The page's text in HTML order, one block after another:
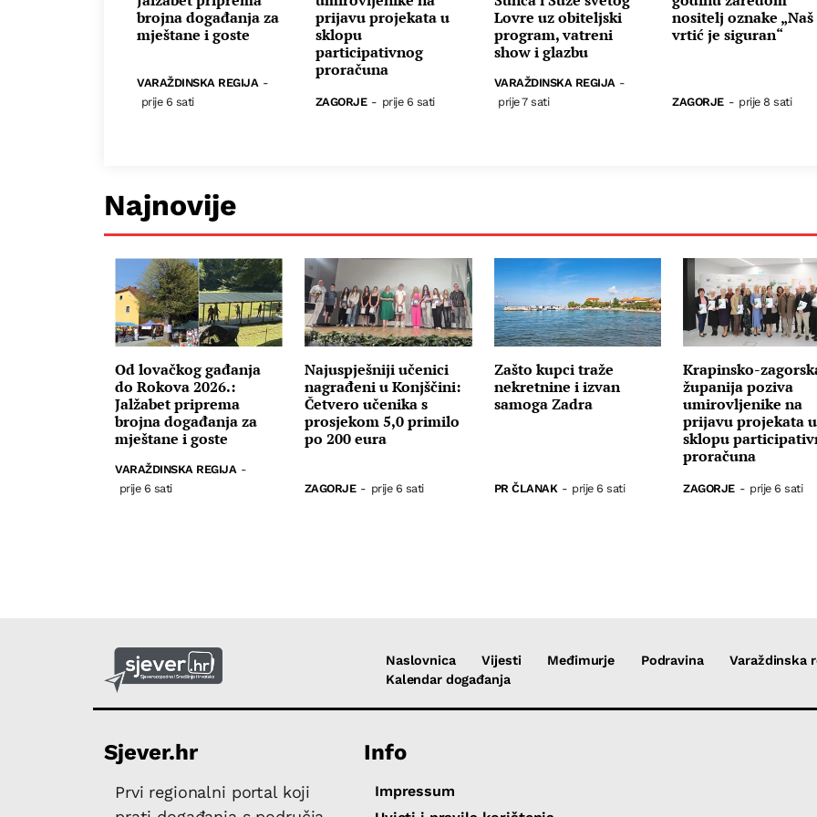
brojna događanja za
mještane i goste
VARAŽDINSKA REGIJA -
prije 6 sati
prijavu projekata u
sklopu
participativnog
proračuna
ZAGORJE - prije 6 sati
Lovre uz obiteljski
program, vatreni
show i glazbu
VARAŽDINSKA REGIJA -
prije 7 sati
nositelj oznake „Naš
vrtić je siguran“
ZAGORJE - prije 8 sati
Najnovije
Od lovačkog gađanja
do Rokova 2026.:
Jalžabet priprema
brojna događanja za
mještane i goste
VARAŽDINSKA REGIJA -
prije 6 sati
Najuspješniji učenici
nagrađeni u Konjščini:
Četvero učenika s
prosjekom 5,0 primilo
po 200 eura
ZAGORJE - prije 6 sati
Zašto kupci traže
nekretnine i izvan
samoga Zadra
PR ČLANAK - prije 6 sati
Krapinsko-
županija poziva
umirovljenike na
prijavu projekata u
sklopu
proračuna
ZAGORJE - prije 6 sati
Naslovnica Vijesti Međimurje Podravina
Varaždinska
Kalendar događanja
Sjever.hr
Prvi regionalni portal koji
Info
Impressum